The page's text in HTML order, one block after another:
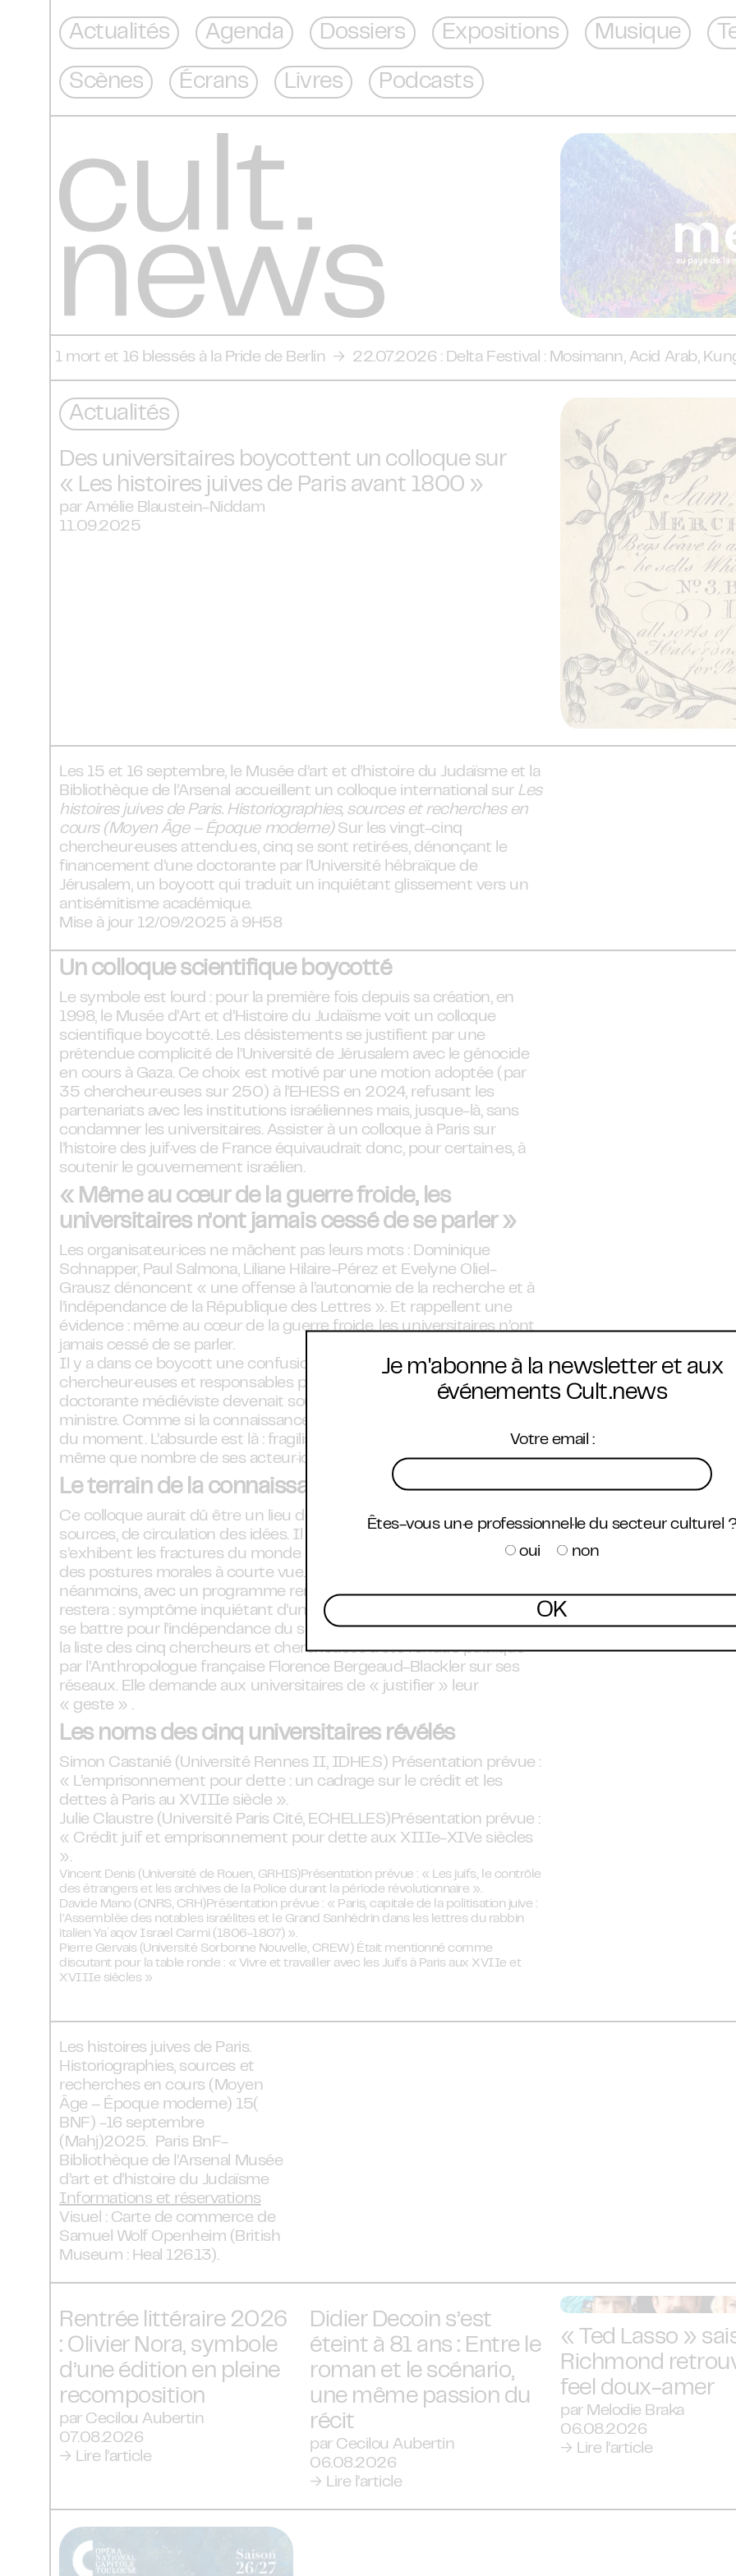
Actualités Agenda Dossiers Expositions Musique
Scènes Écrans Livres Podcasts
et 16 blessés à la Pride de Berlin →22.07.2026 : Delta Festival : Mosimann, Acid Arab, Kungs…
et 16 blessés à la Pride de Berlin →22.07.2026 : Delta Festival : Mosimann, Acid Arab, Kungs…
Actualités
Des universitaires boycottent un colloque sur
« Les histoires juives de Paris avant 1800 »
par Amélie Blaustein-Niddam
11.09.2025
Les 15 et 16 septembre, le Musée d’art et d’histoire du Judaïsme et la
Bibliothèque de l’Arsenal accueillent un colloque international surLes
histoires juives de Paris. Historiographies, sources et recherches en
cours (Moyen Âge – Époque moderne)Sur les vingt-cinq
chercheur·euses attendu·es, cinq se sont retiré·es, dénonçant le
financement d’une doctorante par l’Université hébraïque de
Jérusalem, un boycott qui traduit un inquiétant glissement vers un
antisémitisme académique.
Mise à jour 12/09/2025 à 9H58
Un colloque scientifique boycotté
Le symbole est lourd : pour la première fois depuis sa création, en
1998, le Musée d’Art et d’Histoire du Judaïsme voit un colloque
scientifique boycotté. Les désistements se justifient par une
prétendue complicité de l’Université de Jérusalem avec le génocide
en cours à Gaza. Ce choix est motivé par une motion adoptée (par
35 chercheur·euses sur 250) à l’EHESS en 2024, refusant les
partenariats avec les institutions israéliennes mais, jusque-là, sans
condamner les universitaires. Assister à un colloque à Paris sur
l’histoire des juif·ves de France équivaudrait donc, pour certain·es, à
soutenir le gouvernement israélien.
« Même au cœur de la guerre froide, les
universitaires n’ont jamais cessé de se parler »
Les organisateur·ices ne mâchent pas leurs mots : Dominique
Schnapper, Paul Salmona, Liliane Hilaire-Pérez et Evelyne Oliel-
Grausz dénoncent « une offense à l’autonomie de la recherche et à
l’indépendance de la République des Lettres ». Et rappellent une
évidence : même au cœur de la guerre froide, les universitaires n’ont
jamais cessé de se parler.
Il y a dans ce boycott une confusion délibérée entre
chercheur·euses et responsables politiques. Comme si une
doctorante médiéviste devenait soudain l’ombre d’un Premier
ministre. Comme si la connaissance devait se plier aux géopolitiques
du moment. L’absurde est là : fragiliser la recherche israélienne, alors
même que nombre de ses acteur·ices s’opposent à la guerre.
Le terrain de la connaissance et du savoir
Ce colloque aurait dû être un lieu de savoir, de confrontation des
sources, de circulation des idées. Il devient malgré lui une scène où
s’exhibent les fractures du monde académique français, englué dans
des postures morales à courte vue. Le colloque se tiendra
néanmoins, avec un programme remanié. Mais l’ombre de ce boycott
restera : symptôme inquiétant d’un monde intellectuel qui refuse de
se battre pour l’indépendance du savoir. Le lendemain de l’annonce,
la liste des cinq chercheurs et chercheuses a été rendue publique
par l’Anthropologue française Florence Bergeaud-Blackler sur ses
réseaux. Elle demande aux universitaires de « justifier » leur
« geste » .
Les noms des cinq universitaires révélés
Simon Castanié (Université Rennes II, IDHE.S) Présentation prévue :
« L’emprisonnement pour dette : un cadrage sur le crédit et les
dettes à Paris au XVIIIe siècle ».
Julie Claustre (Université Paris Cité, ECHELLES)Présentation prévue :
« Crédit juif et emprisonnement pour dette aux XIIIe-XIVe siècles
».
Vincent Denis (Université de Rouen, GRHIS)Présentation prévue : « Les juifs, le contrôle
des étrangers et les archives de la Police durant la période révolutionnaire ».
Davide Mano (CNRS, CRH)Présentation prévue : « Paris, capitale de la politisation juive :
l’Assemblée des notables israélites et le Grand Sanhédrin dans les lettres du rabbin
italien Yaʿaqov Israel Carmi (1806-1807) ».
Pierre Gervais (Université Sorbonne Nouvelle, CREW) Était mentionné comme
discutant pour la table ronde : « Vivre et travailler avec les Juifs à Paris aux XVIIe et
XVIIIe siècles »
Les histoires juives de Paris.
Historiographies, sources et
recherches en cours (Moyen
Âge – Époque moderne) 15(
BNF) -16 septembre
(Mahj)2025. Paris BnF-
Bibliothèque de l’Arsenal Musée
d’art et d’histoire du Judaïsme
Informations et réservations
Visuel : Carte de commerce de
Samuel Wolf Openheim (British
Museum : Heal 126.13).
Rentrée littéraire 2026
: Olivier Nora, symbole
d’une édition en pleine
recomposition
par Cecilou Aubertin
07.08.2026
→ Lire l’article
Didier Decoin s’est
éteint à 81 ans : Entre le
roman et le scénario,
une même passion du
récit
par Cecilou Aubertin
06.08.2026
→ Lire l’article
« Ted Lasso »
Richmond
feel doux-amer
par Melodie Braka
06.08.2026
→ Lire l’article
Je m'abonne à la newsletter et aux
événements Cult.news
Votre email :
Êtes-vous un·e professionnel·le du secteur culturel
oui
non
OK